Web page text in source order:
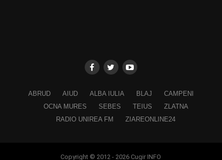
ABRUD AIUD ALBA IULIA BLAJ
CAMPENI
OCNA MURES
SEBES TEIUS
ZLATNA
RADIO UNIREA FM
ZIAREONLINE24
Copyright © 2012 - 2026 Cugir INFO